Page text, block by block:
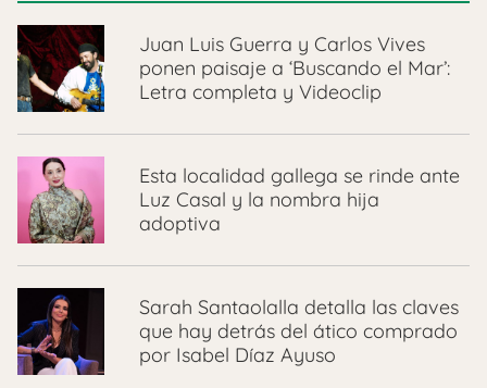
Juan Luis Guerra y Carlos Vives
ponen paisaje a ‘Buscando el Mar’:
Letra completa y Videoclip
Esta localidad gallega se rinde ante
Luz Casal y la nombra hija
adoptiva
Sarah Santaolalla detalla las claves
que hay detrás del ático comprado
por Isabel Díaz Ayuso